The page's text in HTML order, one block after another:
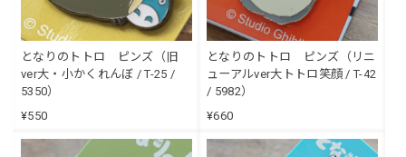
となりのトトロ ピンズ（旧
ver大・小かくれんぼ / T-25 /
5350）
¥550
となりのトトロ ピンズ（リニ
ューアルver大トトロ笑顔 / T-42
/ 5982）
¥660